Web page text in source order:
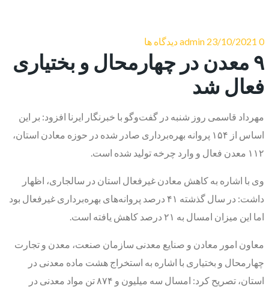
admin 23/10/2021 0 دیدگاه ها
۹ معدن در چهارمحال و بختیاری
فعال شد
مهرداد قاسمی روز شنبه در گفت‌وگو با خبرنگار ایرنا افزود: بر این
اساس از ۱۵۴ پروانه بهره‌برداری صادر شده در حوزه معادن استان،
۱۱۲ معدن فعال و وارد چرخه تولید شده است.
وی با اشاره به کاهش معادن غیرفعال استان در سالجاری، اظهار
داشت: در سال گذشته ۴۱ درصد پروانه‌های بهره‌برداری غیرفعال بود
اما این میزان امسال به ۲۱ درصد کاهش یافته است.
معاون امور معادن و صنایع معدنی سازمان صنعت، معدن و تجارت
چهارمحال و بختیاری با اشاره به استخراج هشت ماده معدنی در
استان، تصریح کرد: امسال سه میلیون و ۸۷۴ تن مواد معدنی در